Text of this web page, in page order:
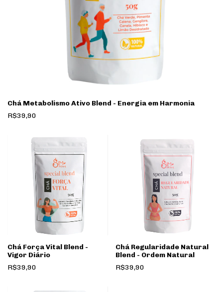
Chá Metabolismo Ativo Blend - Energia em Harmonia
R$39,90
Chá Força Vital Blend -
Vigor Diário
R$39,90
Chá Regularidade Natural
Blend - Ordem Natural
R$39,90